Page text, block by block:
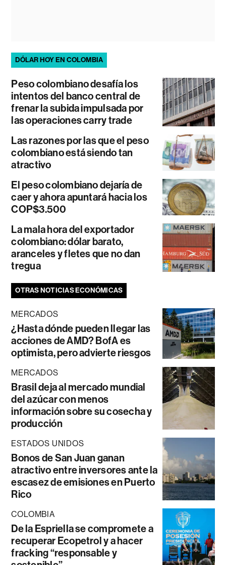
DÓLAR HOY EN COLOMBIA
Peso colombiano desafía los
intentos del banco central de
frenar la subida impulsada por
las operaciones carry trade
Las razones por las que el peso
colombiano está siendo tan
atractivo
El peso colombiano dejaría de
caer y ahora apuntará hacia los
COP$3.500
La mala hora del exportador
colombiano: dólar barato,
aranceles y fletes que no dan
tregua
OTRAS NOTICIAS ECONÓMICAS
MERCADOS
¿Hasta dónde pueden llegar las
acciones de AMD? BofA es
optimista, pero advierte riesgos
MERCADOS
Brasil deja al mercado mundial
del azúcar con menos
información sobre su cosecha y
producción
ESTADOS UNIDOS
Bonos de San Juan ganan
atractivo entre inversores ante la
escasez de emisiones en Puerto
Rico
COLOMBIA
De la Espriella se compromete a
recuperar Ecopetrol y a hacer
fracking “responsable y